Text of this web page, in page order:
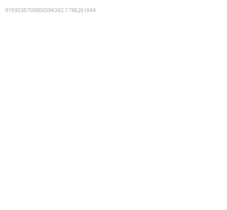
9193538705800594392:1786261844